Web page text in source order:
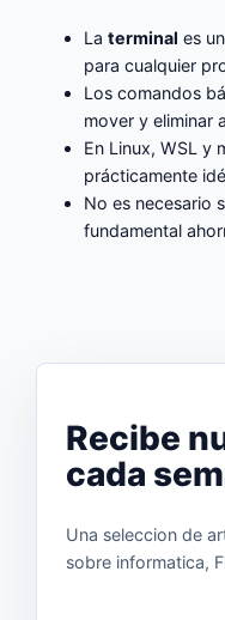
Laterminal es
para cualquier
Los comandos
mover y eliminar
En Linux, WSL y
prácticamente
No es necesario
fundamental
Recibe
cada
Una seleccion de
sobre informatica,